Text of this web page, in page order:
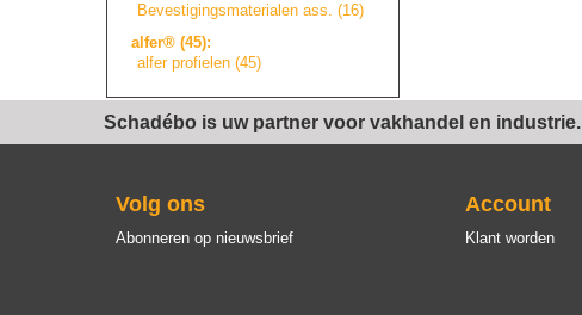
Bevestigingsmaterialen ass. (16)
alfer® (45):
alfer profielen (45)
Schadébo is uw partner voor vakhandel en industrie.
Volg ons
Abonneren op nieuwsbrief
Account
Klant worden